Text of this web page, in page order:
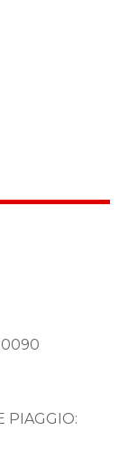
PIAGGIO: